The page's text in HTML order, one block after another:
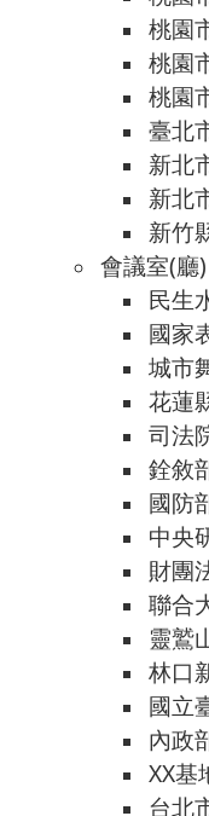
桃園
桃園
桃園
臺北
新北
新北
新竹
會議室(廳)
民生
國家
城市
花蓮
司法
銓敘
國防
中央
財團
聯合
靈鷲
林口
國立
內政
XX基
台北